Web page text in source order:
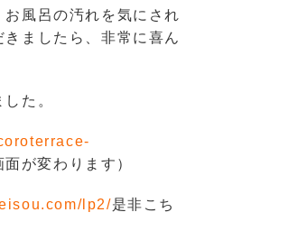
風呂の汚れを気にされ
ましたら、非常に喜ん
た。
が変わります）
lp2/是非こち